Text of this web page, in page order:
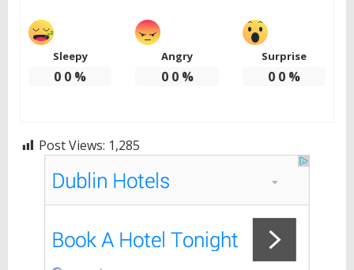
Sleepy
0 0 %
Angry
0 0%
Surprise
0 0%
Post Views: 1,285